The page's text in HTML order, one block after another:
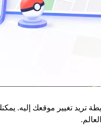
تريد تغيير موقعك إليه.